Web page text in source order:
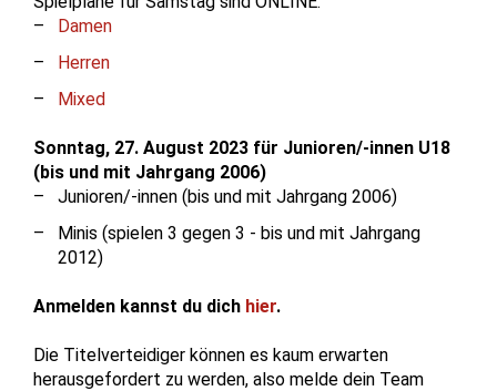
Damen
Herren
Mixed
Sonntag, 27. August 2023 für Junioren/-innen U18
(bis und mit Jahrgang 2006)
Junioren/-innen (bis und mit Jahrgang 2006)
Minis (spielen 3 gegen 3 - bis und mit Jahrgang
2012)
Anmelden kannst du dich hier.
Die Titelverteidiger können es kaum erwarten
herausgefordert zu werden, also melde dein Team